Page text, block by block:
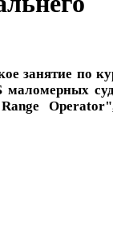
занятие по
маломерных